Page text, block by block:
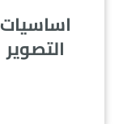
اساسيات
التصوير